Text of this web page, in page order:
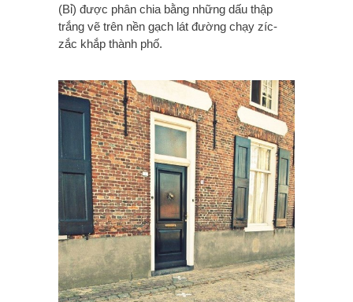
(Bỉ) được phân chia bằng những dấu thập
trắng vẽ trên nền gạch lát đường chạy zíc-
zắc khắp thành phố.